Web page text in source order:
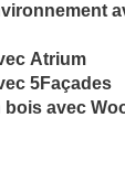
Atrium
5Façades
avec